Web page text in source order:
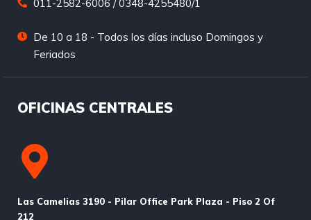
011-2582-6006 / 0348-4255480/1
De 10 a 18 - Todos los días incluso Domingos y
Feriados
OFICINAS CENTRALES
Las Camelias 3190 - Pilar Office Park Plaza - Piso 2 Of
212